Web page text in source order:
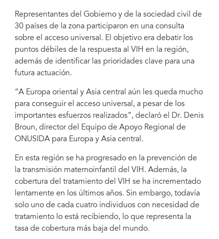
Representantes del Gobierno y de la sociedad civil de
30 países de la zona participaron en una consulta
sobre el acceso universal. El objetivo era debatir los
puntos débiles de la respuesta al VIH en la región,
además de identificar las prioridades clave para una
futura actuación.
“A Europa oriental y Asia central aún les queda mucho
para conseguir el acceso universal, a pesar de los
importantes esfuerzos realizados”, declaró el Dr. Denis
Broun, director del Equipo de Apoyo Regional de
ONUSIDA para Europa y Asia central.
En esta región se ha progresado en la prevención de
la transmisión maternoinfantil del VIH. Además, la
cobertura del tratamiento del VIH se ha incrementado
lentamente en los últimos años. Sin embargo, todavía
solo uno de cada cuatro individuos con necesidad de
tratamiento lo está recibiendo, lo que representa la
tasa de cobertura más baja del mundo.